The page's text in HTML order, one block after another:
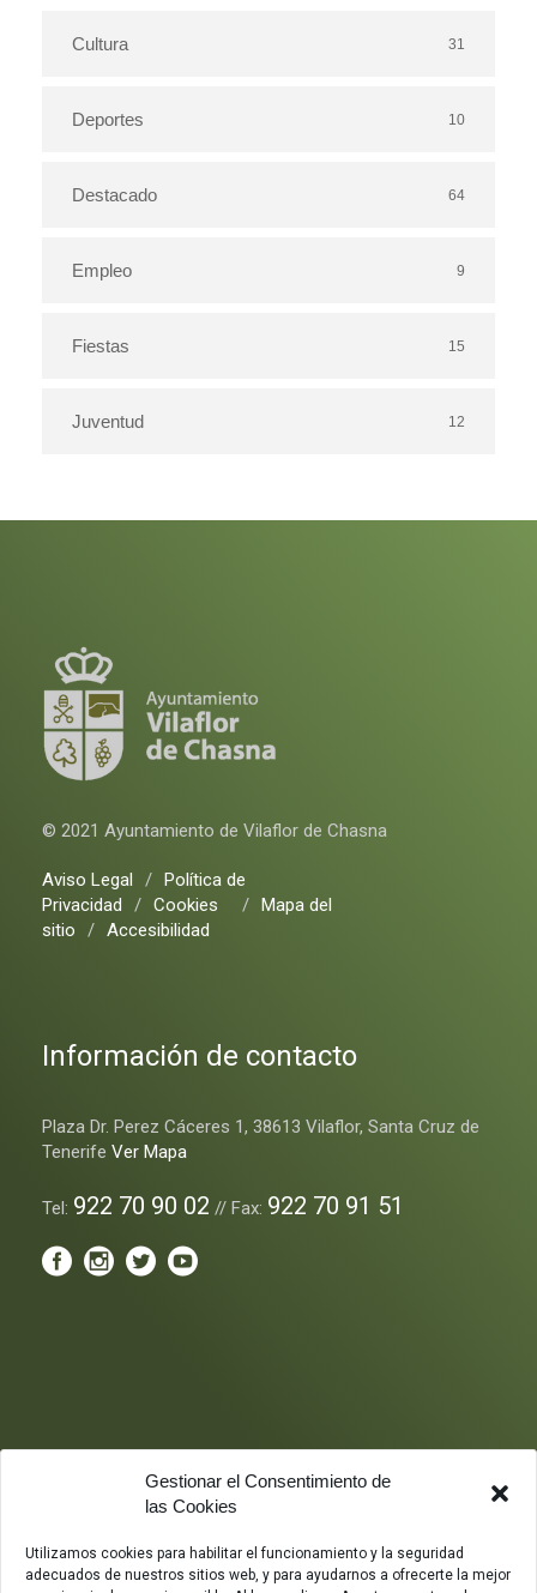
Gestionar el Consentimiento de
las Cookies
Utilizamos cookies para habilitar el funcionamiento y la seguridad
adecuados de nuestros sitios web, y para ayudarnos a ofrecerte la mejor
Cultura 31
Deportes 10
Destacado 64
Empleo 9
Fiestas 15
Juventud 12
© 2021 Ayuntamiento de Vilaflor de Chasna
Aviso Legal / Política de
Privacidad
/ Cookies / Mapa del
sitio
/ Accesibilidad
Información de contacto
Plaza Dr. Perez Cáceres 1, 38613 Vilaflor, Santa Cruz de
Tenerife Ver Mapa
Tel: 922 70 90 02 // Fax: 922 70 91 51